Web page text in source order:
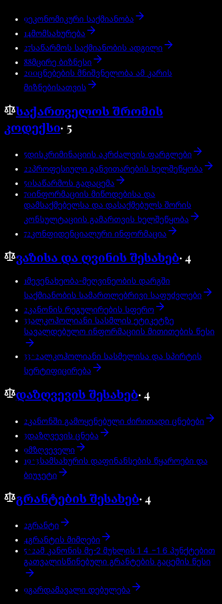
9ეკონომიკური საქმიანობა
14მომსახურება
27საწარმოს საქმიანობის ადგილი
88მცირე ბიზნესი
200ცნებების მნიშვნელობა ამ კარის
მიზნებისათვის
საქართველოს შრომის
კოდექსი· 5
5დისკრიმინაციის აკრძალვის ფარგლები
22პროფესიული განვითარების ხელშეწყობა
50საწარმოს გადაცემა
70ინფორმაციის მიწოდებისა და
დამსაქმებელსა და დასაქმებულს შორის
კონსულტაციის გამართვის ხელშეწყობა
72კონფიდენციალური ინფორმაცია
ვაზისა და ღვინის შესახებ·4
1მევენახეობა-მეღვინეობის დარგში
საქმიანობის სამართლებრივი საფუძვლები
2კანონის რეგულირების სფერო
33ალკოჰოლიანი სასმლის ეტიკეტზე
სავალდებულო ინფორმაციის მითითების წესი
33^2ალკოჰოლიანი სასმელისა და სპირტის
სერტიფიცირება
დაზღვევის შესახებ·4
2კანონში გამოყენებული ძირითადი ცნებები
3დაზღვევის ცნება
9მზღვეველი
19^3სამსახურის დაფინანსების წყაროები და
ბიუჯეტი
გრანტების შესახებ·4
2გრანტი
4გრანტის მიმღები
5^2ამ კანონის მე-2 მუხლის 1 4 −1 6 პუნქტებით
გათვალისწინებული გრანტების გაცემის წესი
9გარდამავალი დებულება